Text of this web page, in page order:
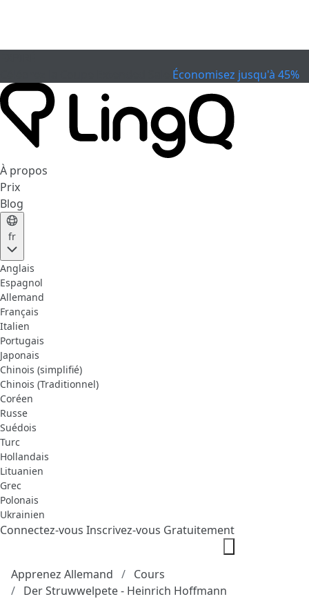
Économisez jusqu'à 45%
À propos
Prix
Blog
fr
Anglais
Espagnol
Allemand
Français
Italien
Portugais
Japonais
Chinois (simplifié)
Chinois (Traditionnel)
Coréen
Russe
Suédois
Turc
Hollandais
Lituanien
Grec
Polonais
Ukrainien
Connectez-vous Inscrivez-vous Gratuitement
Apprenez Allemand
Cours
Der Struwwelpete - Heinrich Hoffmann